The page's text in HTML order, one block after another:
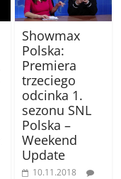
Showmax
Polska:
Premiera
trzeciego
odcinka 1.
sezonu SNL
Polska –
Weekend
Update
10.11.2018